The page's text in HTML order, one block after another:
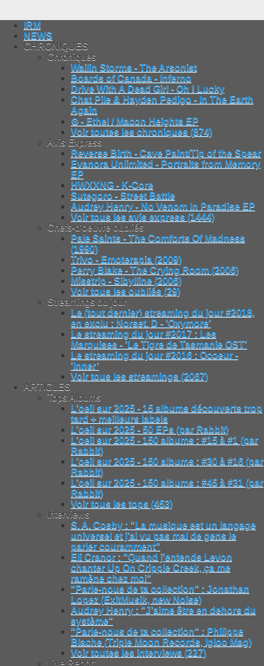
IRM
NEWS
CHRONIQUES
Chroniques
Wailin Storms - The Arsonist
Boards of Canada - Inferno
Drive With A Dead Girl - Oh ! Lucky
Chat Pile & Hayden Pedigo - In The Earth
Again
⊙ - Ethel / Macon Heights EP
Voir toutes les chroniques (874)
Avis Express
Reverse Birth - Cave Paint/Tip of the Spear
Evanora Unlimited - Portraits from Memory
EP
HWXXNG - K-Core
Sutegoro - Street Battle
Audrey Henry - No Venom In Paradise EP
Voir tous les avis express (1444)
Chefs-d'oeuvre oubliés
Pale Saints - The Comforts Of Madness
(1990)
Trivo - Emoterapia (2009)
Perry Blake - The Crying Room (2006)
Misstrip - Sibylline (2006)
Voir tous les oubliés (29)
Streamings du jour
Le (tout dernier) streaming du jour #2018,
en exclu : Norset. D - ’Oxymore’
Le streaming du jour #2017 : Les
Marquises - ’Le Tigre de Tasmanie OST’
Le streaming du jour #2016 : Ocoeur -
’Inner’
Voir tous les streamings (2067)
ARTICLES
Tops Albums
L’oeil sur 2025 - 15 albums découverts trop
tard + meilleurs labels
L’oeil sur 2025 - 50 EPs (par Rabbit)
L’oeil sur 2025 - 150 albums : #15 à #1 (par
Rabbit)
L’oeil sur 2025 - 150 albums : #30 à #16 (par
Rabbit)
L’oeil sur 2025 - 150 albums : #45 à #31 (par
Rabbit)
Voir tous les tops (453)
Interviews
S. A. Cosby : "La musique est un langage
universel et j’ai vu pas mal de gens le
parler couramment"
Eli Cranor : "Quand j’entends Levon
chanter Up On Cripple Creek, ça me
ramène chez moi"
"Parle-nous de ta collection" : Jonathan
Lopez (ExitMusik, new Noise)
Audrey Henry : "J’aime être en dehors du
système"
"Parle-nous de ta collection" : Philippe
Blache (Triple Moon Records, Igloo Mag)
Voir toutes les interviews (227)
Live Report